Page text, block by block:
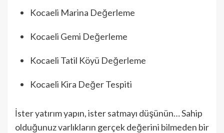
Kocaeli Marina Değerleme
Kocaeli Gemi Değerleme
Kocaeli Tatil Köyü Değerleme
Kocaeli Kira Değer Tespiti
İster yatırım yapın, ister satmayı düşünün… Sahip
olduğunuz varlıkların gerçek değerini bilmeden bir